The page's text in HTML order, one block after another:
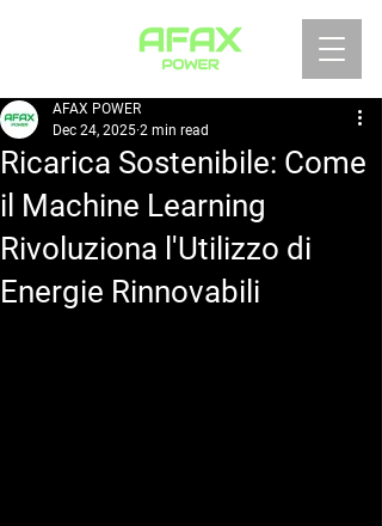
Ricarica Sostenibile: Come
il Machine Learning
Rivoluziona l'Utilizzo di
Energie Rinnovabili
AFAX POWER
Dec 24, 2025 2 min read